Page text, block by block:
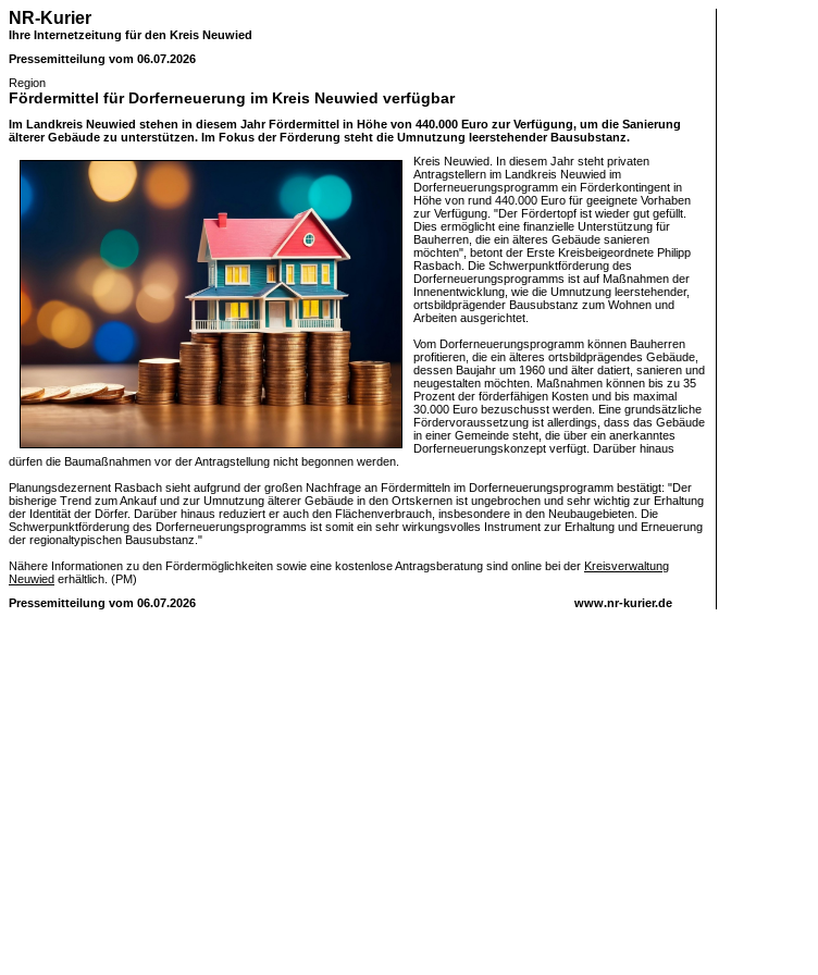
NR-Kurier
Ihre Internetzeitung für den Kreis Neuwied
Pressemitteilung vom 06.07.2026
Region
Fördermittel für Dorferneuerung im Kreis Neuwied verfügbar
Im Landkreis Neuwied stehen in diesem Jahr Fördermittel in Höhe von 440.000 Euro zur Verfügung, um die Sanierung
älterer Gebäude zu unterstützen. Im Fokus der Förderung steht die Umnutzung leerstehender Bausubstanz.
Kreis Neuwied. In diesem Jahr steht privaten
Antragstellern im Landkreis Neuwied im
Dorferneuerungsprogramm ein Förderkontingent in
Höhe von rund 440.000 Euro für geeignete Vorhaben
zur Verfügung. "Der Fördertopf ist wieder gut gefüllt.
Dies ermöglicht eine finanzielle Unterstützung für
Bauherren, die ein älteres Gebäude sanieren
möchten", betont der Erste Kreisbeigeordnete Philipp
Rasbach. Die Schwerpunktförderung des
Dorferneuerungsprogramms ist auf Maßnahmen der
Innenentwicklung, wie die Umnutzung leerstehender,
ortsbildprägender Bausubstanz zum Wohnen und
Arbeiten ausgerichtet.
Vom Dorferneuerungsprogramm können Bauherren
profitieren, die ein älteres ortsbildprägendes Gebäude,
dessen Baujahr um 1960 und älter datiert, sanieren und
neugestalten möchten. Maßnahmen können bis zu 35
Prozent der förderfähigen Kosten und bis maximal
30.000 Euro bezuschusst werden. Eine grundsätzliche
Fördervoraussetzung ist allerdings, dass das Gebäude
in einer Gemeinde steht, die über ein anerkanntes
Dorferneuerungskonzept verfügt. Darüber hinaus
dürfen die Baumaßnahmen vor der Antragstellung nicht begonnen werden.
Planungsdezernent Rasbach sieht aufgrund der großen Nachfrage an Fördermitteln im Dorferneuerungsprogramm bestätigt: "Der
bisherige Trend zum Ankauf und zur Umnutzung älterer Gebäude in den Ortskernen ist ungebrochen und sehr wichtig zur Erhaltung
der Identität der Dörfer. Darüber hinaus reduziert er auch den Flächenverbrauch, insbesondere in den Neubaugebieten. Die
Schwerpunktförderung des Dorferneuerungsprogramms ist somit ein sehr wirkungsvolles Instrument zur Erhaltung und Erneuerung
der regionaltypischen Bausubstanz."
Nähere Informationen zu den Fördermöglichkeiten sowie eine kostenlose Antragsberatung sind online bei der Kreisverwaltung
Neuwied erhältlich. (PM)
Pressemitteilung vom 06.07.2026
www.nr-kurier.de